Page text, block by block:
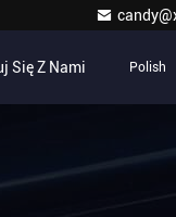
Się Z Nami Polish